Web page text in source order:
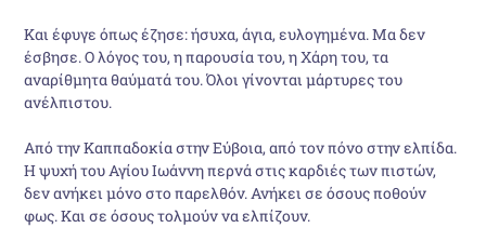
Και έφυγε όπως έζησε: ήσυχα, άγια, ευλογημένα. Μα δεν
έσβησε. Ο λόγος του, η παρουσία του, η Χάρη του, τα
αναρίθμητα θαύματά του. Όλοι γίνονται μάρτυρες του
ανέλπιστου.
Από την Καππαδοκία στην Εύβοια, από τον πόνο στην ελπίδα.
Η ψυχή του Αγίου Ιωάννη περνά στις καρδιές των πιστών,
δεν ανήκει μόνο στο παρελθόν. Ανήκει σε όσους ποθούν
φως. Και σε όσους τολμούν να ελπίζουν.